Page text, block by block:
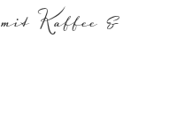
mit Kaffee &